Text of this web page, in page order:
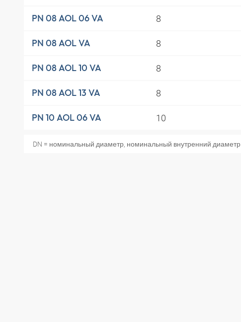
PN 08 AOL 06 VA 8
PN 08 AOL VA 8
PN 08 AOL 10 VA 8
PN 08 AOL 13 VA 8
PN 10 AOL 06 VA 10
DN = номинальный диаметр, номинальный внутренний диаметр